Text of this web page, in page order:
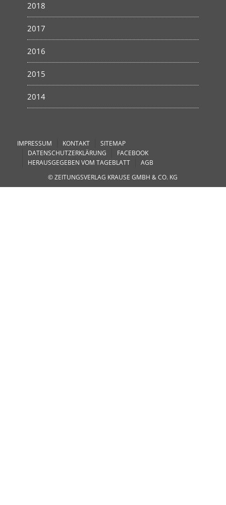
2018
2017
2016
2015
2014
IMPRESSUM KONTAKT
SITEMAP
DATENSCHUTZERKLÄRUNG
FACEBOOK
HERAUSGEGEBEN VOM TAGEBLATT
AGB
© ZEITUNGSVERLAG KRAUSE GMBH & CO. KG